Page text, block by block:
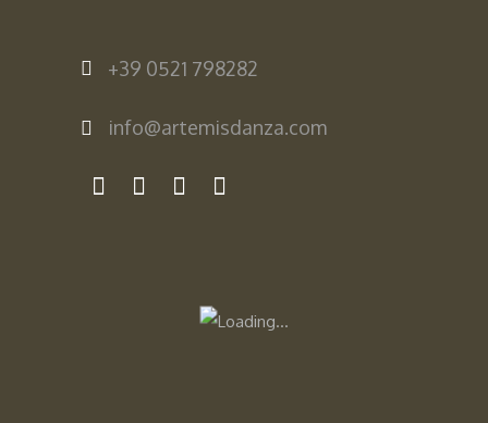
+39 0521 798282
info@artemisdanza.com